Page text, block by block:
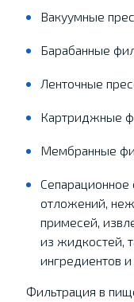
Вакуумные
Барабанные
Ленточные
Картриджные
Мембранные
Сепарационное
отложений,
примесей,
из жидкостей,
ингредиентов
Фильтрация в